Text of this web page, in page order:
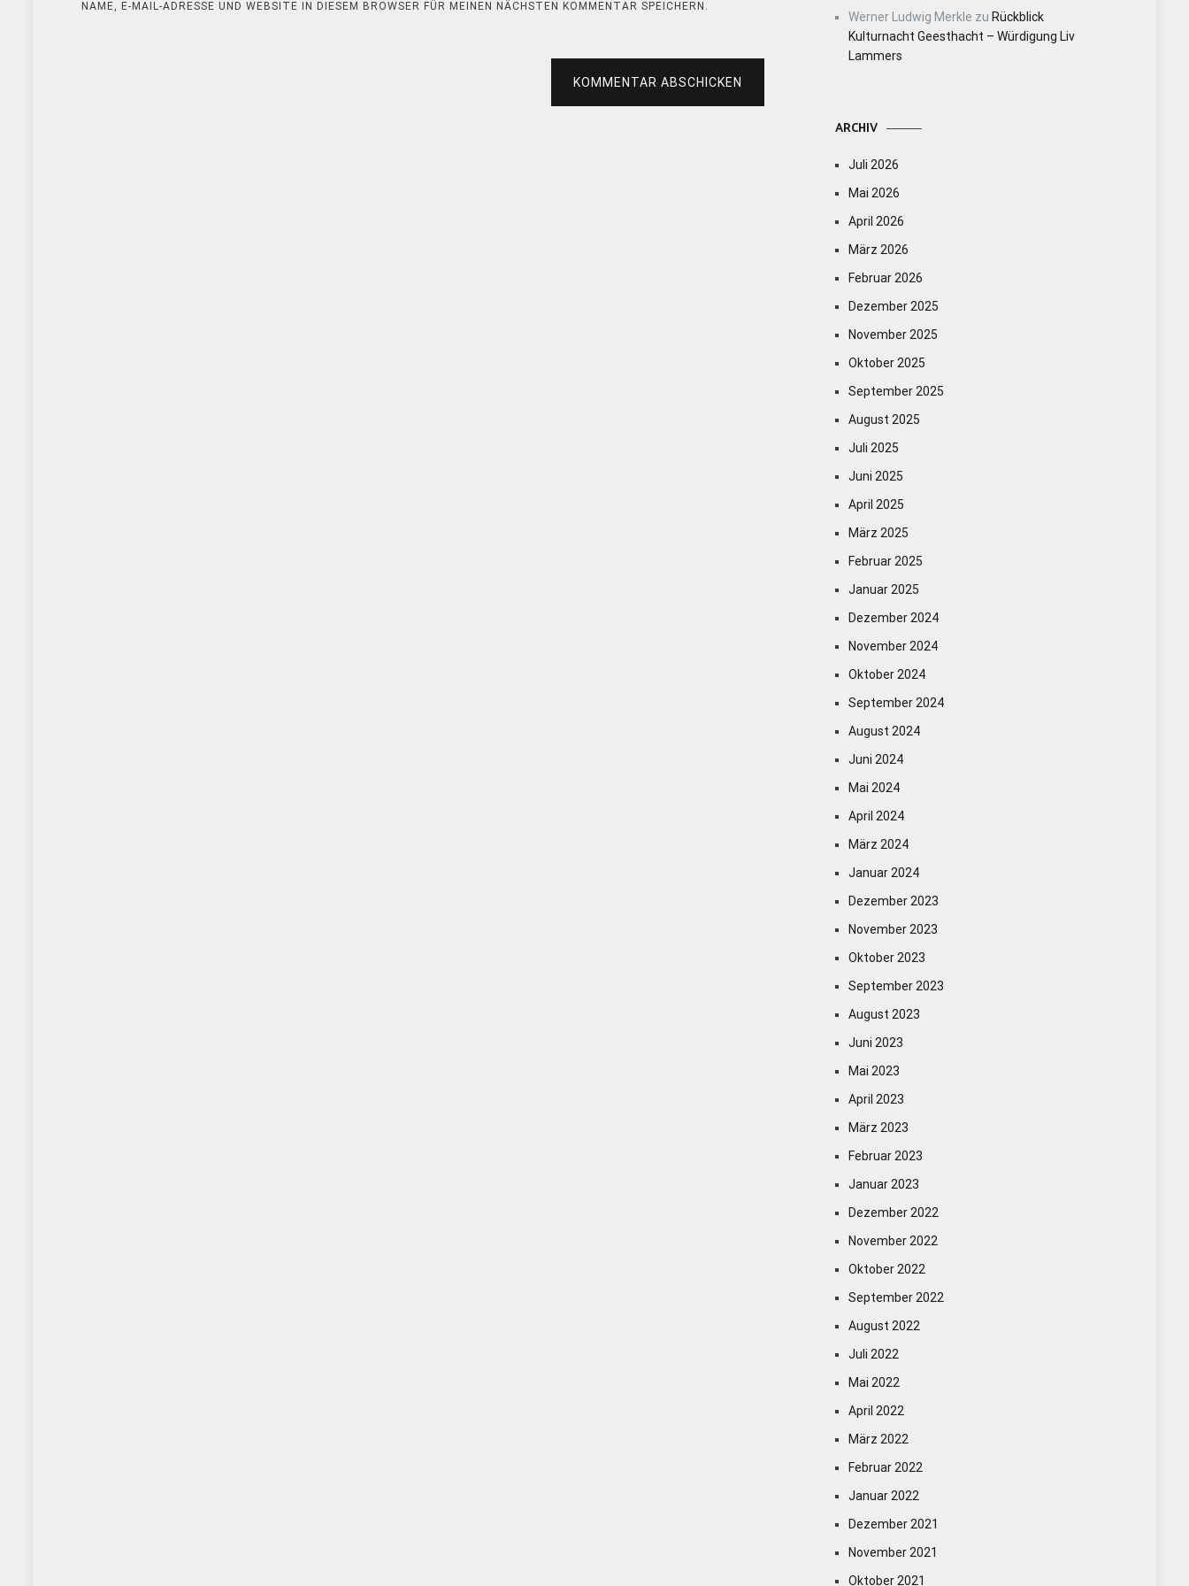
NAME, E-MAIL-ADRESSE UND WEBSITE IN DIESEM BROWSER FÜR MEINEN NÄCHSTEN KOMMENTAR SPEICHERN.
KOMMENTAR ABSCHICKEN
Werner Ludwig Merkle zu Rückblick
Kulturnacht Geesthacht – Würdigung Liv
Lammers
ARCHIV
Juli 2026
Mai 2026
April 2026
März 2026
Februar 2026
Dezember 2025
November 2025
Oktober 2025
September 2025
August 2025
Juli 2025
Juni 2025
April 2025
März 2025
Februar 2025
Januar 2025
Dezember 2024
November 2024
Oktober 2024
September 2024
August 2024
Juni 2024
Mai 2024
April 2024
März 2024
Januar 2024
Dezember 2023
November 2023
Oktober 2023
September 2023
August 2023
Juni 2023
Mai 2023
April 2023
März 2023
Februar 2023
Januar 2023
Dezember 2022
November 2022
Oktober 2022
September 2022
August 2022
Juli 2022
Mai 2022
April 2022
März 2022
Februar 2022
Januar 2022
Dezember 2021
November 2021
Oktober 2021